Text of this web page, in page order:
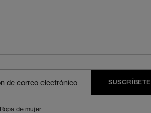
SUSCRÍBETE
de mujer